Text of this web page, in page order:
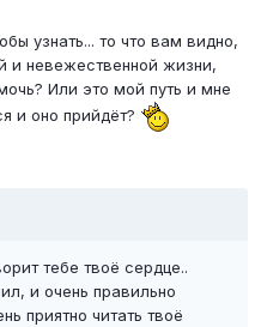
узнать... то что вам видно,
и невежественной жизни,
Или это мой путь и мне
и оно прийдёт?
тебе твоё сердце..
и очень правильно
приятно читать твоё